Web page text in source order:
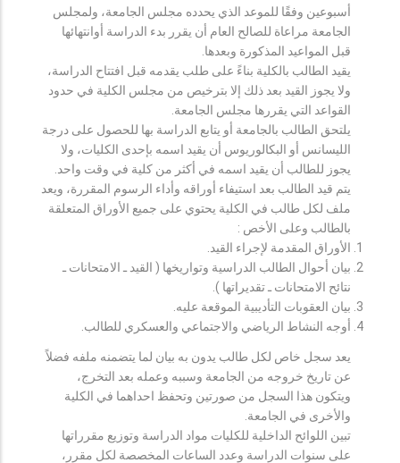
أسبوعين وفقًا للموعد الذي يحدده مجلس الجامعة، ولمجلس
الجامعة مراعاة للصالح العام أن يقرر بدء الدراسة أوانتهائها
قبل المواعيد المذكورة وبعدها.
يقيد الطالب بالكلية بناءً على طلب يقدمه قبل افتتاح الدراسة،
ولا يجوز القيد بعد ذلك إلا بترخيص من مجلس الكلية في حدود
القواعد التي يقررها مجلس الجامعة.
يلتحق الطالب بالجامعة أو يتابع الدراسة بها للحصول على درجة
الليسانس أو البكالوريوس أن يقيد اسمه بإحدى الكليات، ولا
يجوز للطالب أن يقيد اسمه في أكثر من كلية في وقت واحد.
يتم قيد الطالب بعد استيفاء أوراقه وأداء الرسوم المقررة، ويعد
ملف لكل طالب في الكلية يحتوي على جميع الأوراق المتعلقة
بالطالب وعلى الأخص :
الأوراق المقدمة لإجراء القيد.
بيان أحوال الطالب الدراسية وتواريخها ( القيد ـ الامتحانات ـ
نتائح الامتحانات ـ تقديراتها ).
بيان العقوبات التأديبية الموقعة عليه.
أوجه النشاط الرياضي والاجتماعي والعسكري للطالب.
يعد سجل خاص لكل طالب يدون به بيان لما يتضمنه ملفه فضلاً
عن تاريخ خروجه من الجامعة وسببه وعمله بعد التخرج،
ويتكون هذا السجل من صورتين وتحفظ احداهما في الكلية
والأخرى في الجامعة.
تبين اللوائح الداخلية للكليات مواد الدراسة وتوزيع مقرراتها
على سنوات الدراسة وعدد الساعات المخصصة لكل مقرر،